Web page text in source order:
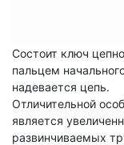
Состоит ключ
пальцем
надевается цепь.
Отличительной
является
развинчиваемых